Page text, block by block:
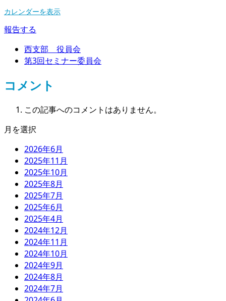
カレンダーを表示
報告する
西支部 役員会
第3回セミナー委員会
コメント
この記事へのコメントはありません。
月を選択
2026年6月
2025年11月
2025年10月
2025年8月
2025年7月
2025年6月
2025年4月
2024年12月
2024年11月
2024年10月
2024年9月
2024年8月
2024年7月